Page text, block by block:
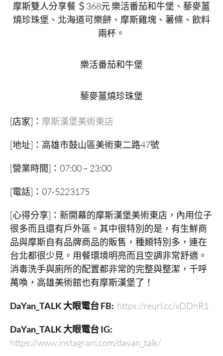
摩斯雙人分享餐 ＄368元 樂活番茄和牛堡、藜麥薑
燒珍珠堡、北海道可樂餅、摩斯雞塊、薯條、飲料
兩杯。
樂活番茄和牛堡
藜麥薑燒珍珠堡
[店家]： 摩斯漢堡美術東店
[地址]：高雄市鼓山區美術東二路47號
[營業時間]：07:00 – 23:00
[電話]：07-5223175
[心得分享]：新開幕的摩斯漢堡美術東店，內用位子
很多而且還有戶外區。其中很特別的是，有生鮮商
品與摩斯自有品牌商品的販售，種類特別多，連在
台北都很少見。用餐環境明亮而且空調非常舒適。
消毒洗手與廁所的配置都非常的完整與整潔，千呼
萬喚，高雄美術館也有摩斯漢堡了！
DaYan_TALK 大眼電台FB: https://reurl.cc/xDDnR1
DaYan_TALK 大眼電台IG:
https://www.instagram.com/dayan_talk/